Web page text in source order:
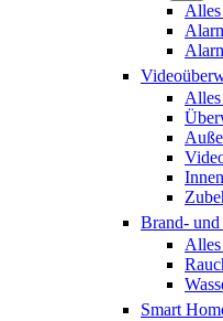
Alles
Alles
Brand- und
Alles
Smart